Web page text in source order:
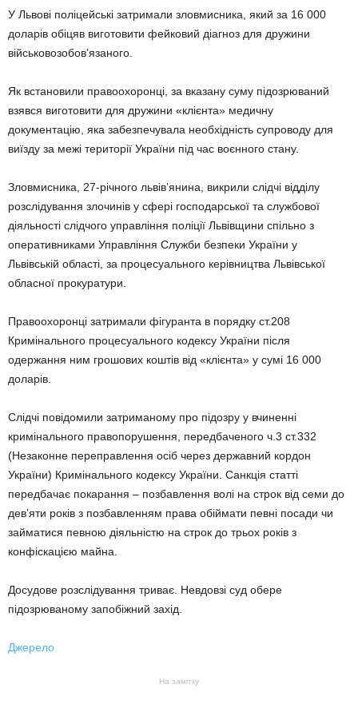
У Львові поліцейські затримали зловмисника, який за 16 000
доларів обіцяв виготовити фейковий діагноз для дружини
військовозобов’язаного.
Як встановили правоохоронці, за вказану суму підозрюваний
взявся виготовити для дружини «клієнта» медичну
документацію, яка забезпечувала необхідність супроводу для
виїзду за межі території України під час воєнного стану.
Зловмисника, 27-річного львів’янина, викрили слідчі відділу
розслідування злочинів у сфері господарської та службової
діяльності слідчого управління поліції Львівщини спільно з
оперативниками Управління Служби безпеки України у
Львівській області, за процесуального керівництва Львівської
обласної прокуратури.
Правоохоронці затримали фігуранта в порядку ст.208
Кримінального процесуального кодексу України після
одержання ним грошових коштів від «клієнта» у сумі 16 000
доларів.
Слідчі повідомили затриманому про підозру у вчиненні
кримінального правопорушення, передбаченого ч.3 ст.332
(Незаконне переправлення осіб через державний кордон
України) Кримінального кодексу України. Санкція статті
передбачає покарання – позбавлення волі на строк від семи до
дев’яти років з позбавленням права обіймати певні посади чи
займатися певною діяльністю на строк до трьох років з
конфіскацією майна.
Досудове розслідування триває. Невдовзі суд обере
підозрюваному запобіжний захід.
Джерело
На замітку